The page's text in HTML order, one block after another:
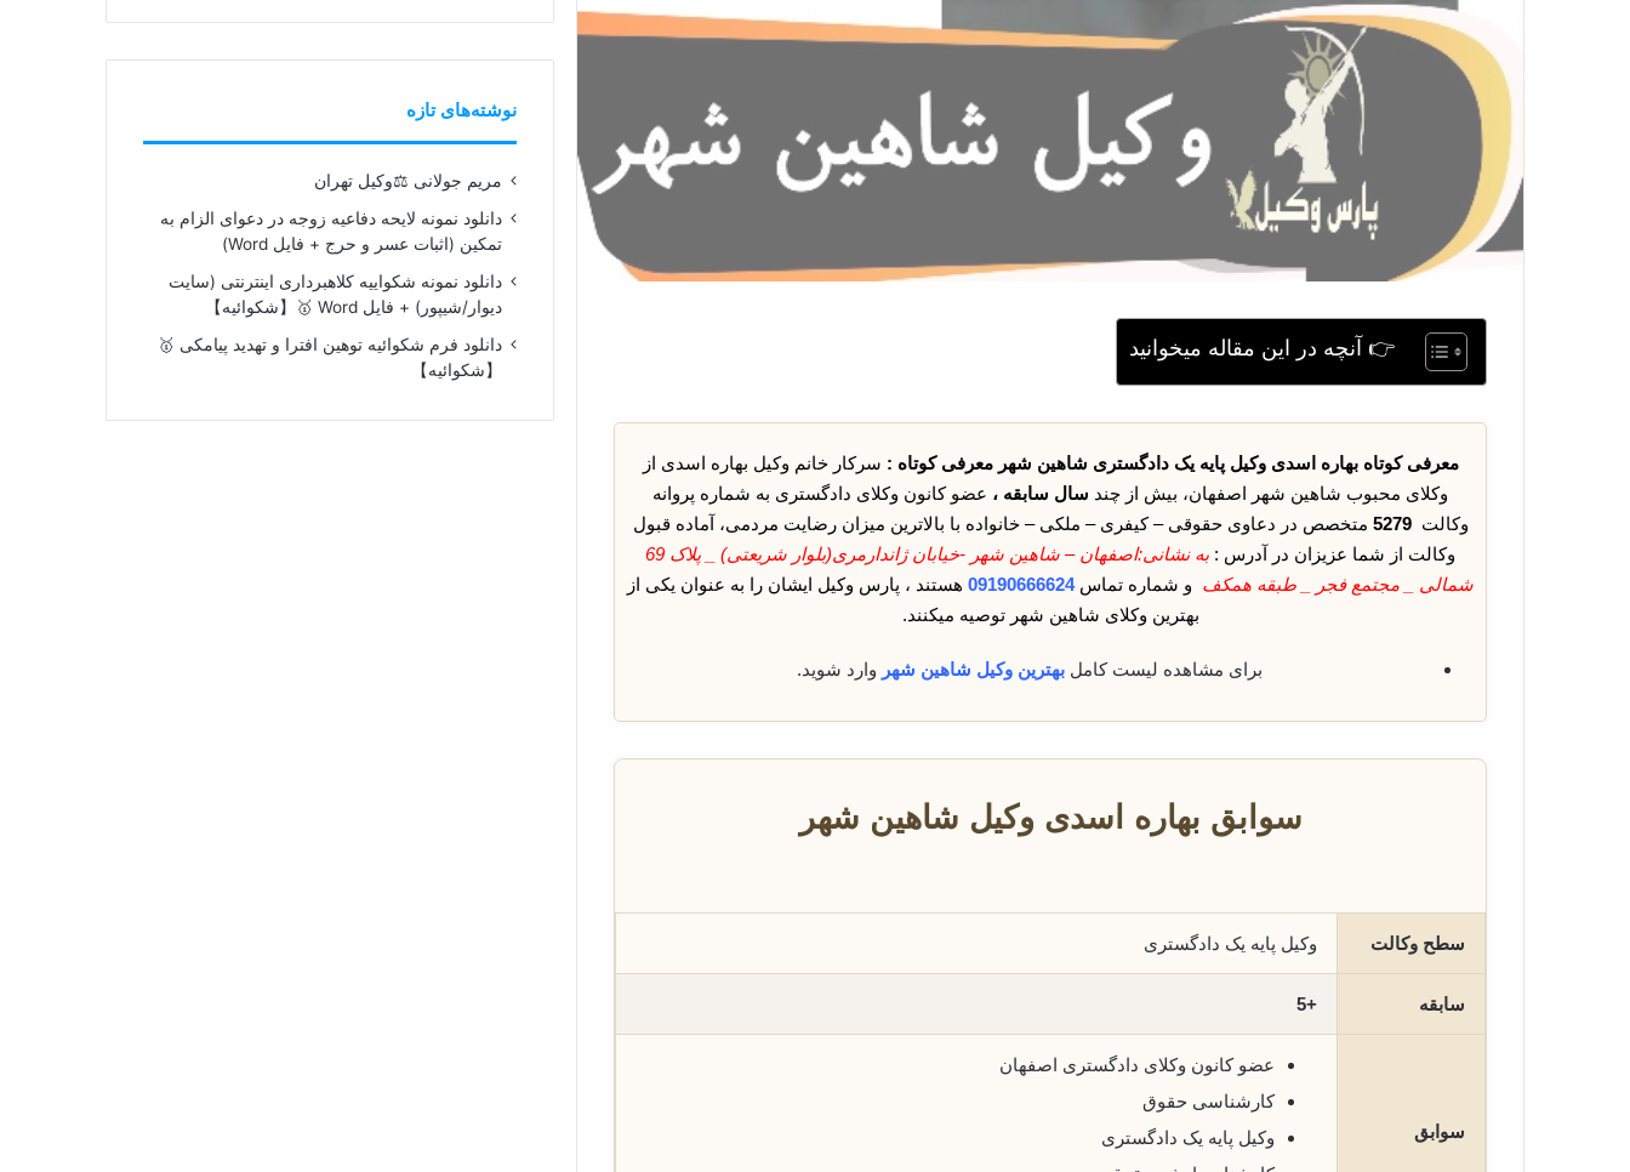
👉 آنچه در این مقاله میخوانید
معرفی کوتاه بهاره اسدی وکیل پایه یک دادگستری شاهین شهر معرفی کوتاه : سرکار خانم وکیل بهاره اسدی از
وکلای محبوب شاهین شهر اصفهان، بیش از چند سال سابقه ، عضو کانون وکلای دادگستری به شماره پروانه
وکالت5279 متخصص در دعاوی حقوقی – کیفری – ملکی – خانواده با بالاترین میزان رضایت مردمی، آماده قبول
وکالت از شما عزیزان در آدرس :
به نشانی:اصفهان – شاهین شهر -خیابان ژاندارمری(بلوار شریعتی) _ پلاک 69
شمالی _ مجتمع فجر _ طبقه همکف و شماره تماس09190666624 هستند ، پارس وکیل ایشان را به عنوان یکی از
بهترین وکلای شاهین شهر توصیه میکنند.
برای مشاهده لیست کاملبهترین وکیل شاهین شهر وارد شوید.
سوابق بهاره اسدی وکیل شاهین شهر
سطح وکالت وکیل پایه یک دادگستری
سابقه +5
سوابق
عضو کانون وکلای دادگستری اصفهان
کارشناسی حقوق
وکیل پایه یک دادگستری
نوشته‌های تازه
مریم جولانی ⚖️وکیل تهران
دانلود نمونه لایحه دفاعیه زوجه در دعوای الزام به
تمکین (اثبات عسر و حرج + فایل Word)
دانلود نمونه شکواییه کلاهبرداری اینترنتی (سایت
دیوار/شیپور) + فایل Word 🥇【شکوائیه】
دانلود فرم شکوائیه توهین افترا و تهدید پیامکی 🥇
【شکوائیه】